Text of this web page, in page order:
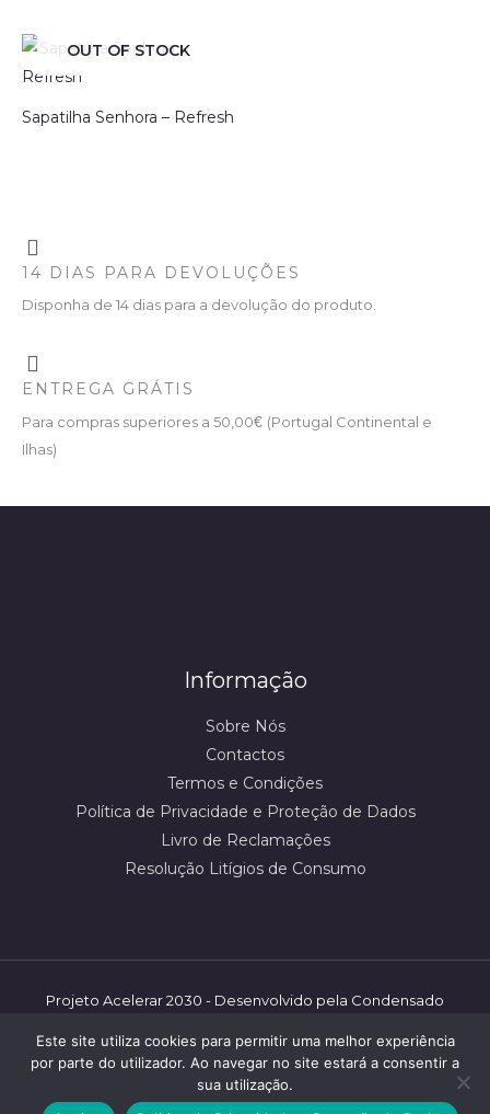
OUT OF STOCK
Sapatilha Senhora – Refresh
14 DIAS PARA DEVOLUÇÕES
Disponha de 14 dias para a devolução do produto.
ENTREGA GRÁTIS
Para compras superiores a 50,00€ (Portugal Continental e
Ilhas)
Informação
Sobre Nós
Contactos
Termos e Condições
Política de Privacidade e Proteção de Dados
Livro de Reclamações
Resolução Litígios de Consumo
Projeto Acelerar 2030 - Desenvolvido pela Condensado
direitos reservados.
Este site utiliza cookies para permitir uma melhor experiência
por parte do utilizador. Ao navegar no site estará a consentir a
sua utilização.